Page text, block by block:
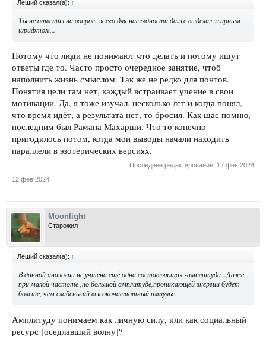
Леший сказал(а): ↑
Ты не ответил на вопрос...я его для наглядности даже выделил жирным
шрифтом...
Потому что люди не понимают что делать и потому ищут
ответы где то. Часто просто очередное занятие, чтоб
наполнить жизнь смыслом. Так же не редко для понтов.
Понятия цели там нет, каждый встраивает учение в свои
мотивации. Да, я тоже изучал, несколько лет и когда понял,
что время идёт, а результата нет, то бросил. Как щас помню,
последним был Рамана Махарши. Что то конечно
пригодилось потом, когда мои выводы начали находить
параллели в эзотерических версиях.
Последнее редактирование: 12 фев 2024
12 фев 2024
Moonlight
Старожил
Леший сказал(а): ↑
В данной аналогии не учтёна ещё одна составляющая -амплитуда...Даже
при малой частоте ,но большой амплитуде,проникающей энергии будет
больше, чем слабенький высокочастотный импульс.
Амплитуду понимаем как личную силу, или как социальный
ресурс [оседлавший волну]?